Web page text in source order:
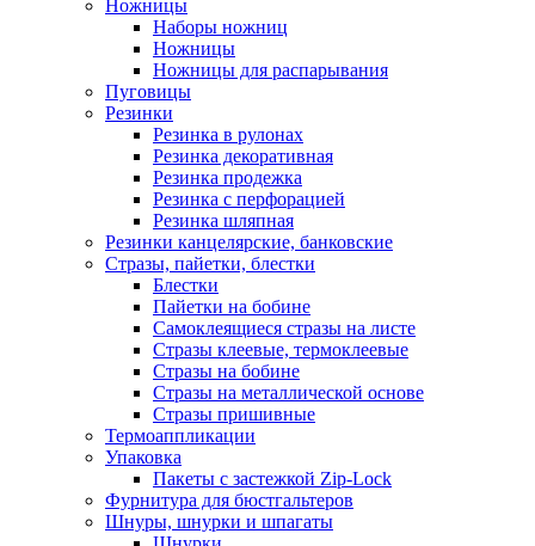
Ножницы
Наборы ножниц
Ножницы
Ножницы для распарывания
Пуговицы
Резинки
Резинка в рулонах
Резинка декоративная
Резинка продежка
Резинка с перфорацией
Резинка шляпная
Резинки канцелярские, банковские
Стразы, пайетки, блестки
Блестки
Пайетки на бобине
Самоклеящиеся стразы на листе
Стразы клеевые, термоклеевые
Стразы на бобине
Стразы на металлической основе
Стразы пришивные
Термоаппликации
Упаковка
Пакеты с застежкой Zip-Lock
Фурнитура для бюстгальтеров
Шнуры, шнурки и шпагаты